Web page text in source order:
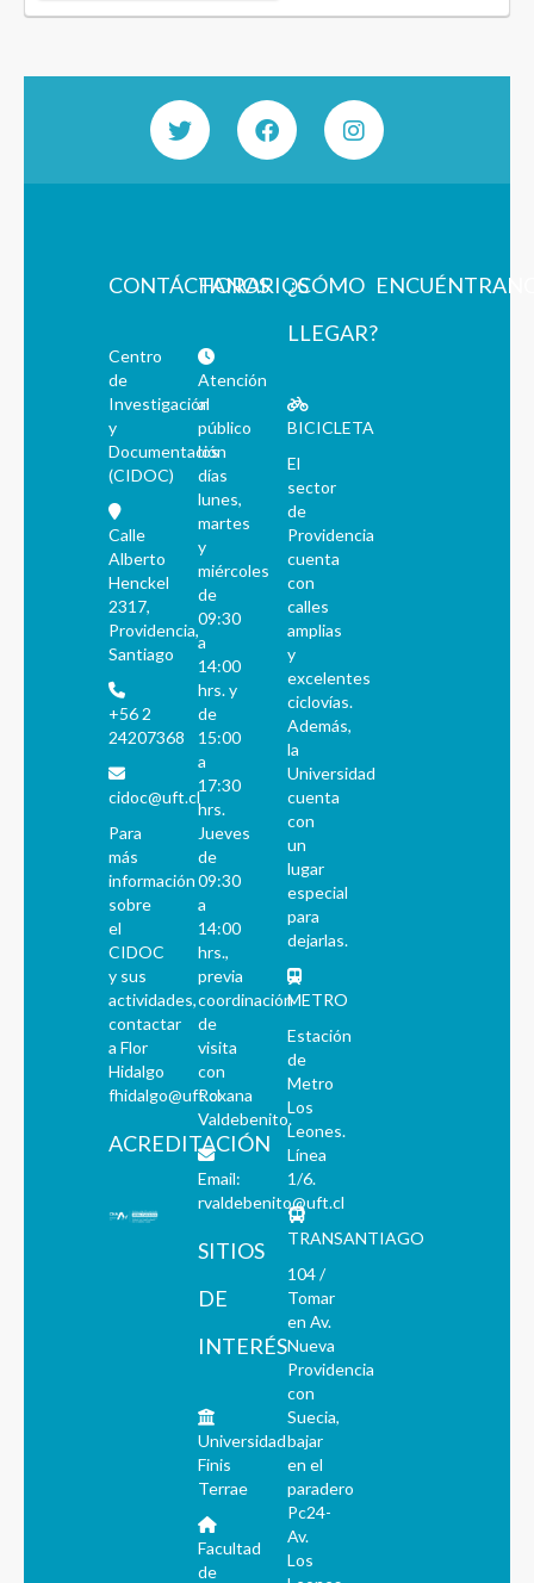
CONTÁCTANOS
Centro
de
Investigación
y
Documentación
(CIDOC)
Calle
Alberto
Henckel
2317,
Providencia,
Santiago
+56 2
24207368
cidoc@uft.cl
Para
más
información
sobre
el
CIDOC
y sus
actividades,
contactar
a Flor
Hidalgo
fhidalgo@uft.cl
ACREDITACIÓN
HORARIOS
Atención
al
público
los
días
lunes,
martes
y
miércoles
de
09:30
a
14:00
hrs. y
de
15:00
a
17:30
hrs.
Jueves
de
09:30
a
14:00
hrs.,
previa
coordinación
de
visita
con
Roxana
Valdebenito.
Email:
rvaldebenito@uft.cl
SITIOS
DE
INTERÉS
Universidad
Finis
Terrae
Facultad
de
¿CÓMO
LLEGAR?
BICICLETA
El
sector
de
Providencia
cuenta
con
calles
amplias
y
excelentes
ciclovías.
Además,
la
Universidad
cuenta
con
un
lugar
especial
para
dejarlas.
METRO
Estación
de
Metro
Los
Leones.
Línea
1/6.
TRANSANTIAGO
104 /
Tomar
en Av.
Nueva
Providencia
con
Suecia,
bajar
en el
paradero
Pc24-
Av.
Los